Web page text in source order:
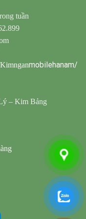
tuần
mobilehanam/
– Kim Bảng